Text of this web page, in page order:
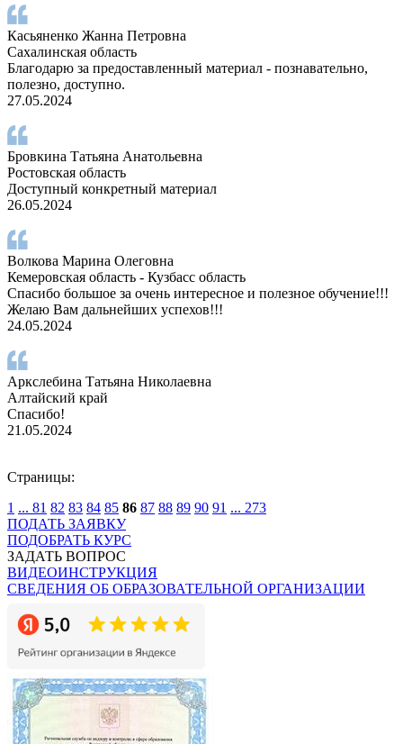
Касьяненко Жанна Петровна
Сахалинская область
Благодарю за предоставленный материал - познавательно,
полезно, доступно.
27.05.2024
Бровкина Татьяна Анатольевна
Ростовская область
Доступный конкретный материал
26.05.2024
Волкова Марина Олеговна
Кемеровская область - Кузбасс область
Спасибо большое за очень интересное и полезное обучение!!!
Желаю Вам дальнейших успехов!!!
24.05.2024
Аркслебина Татьяна Николаевна
Алтайский край
Спасибо!
21.05.2024
Страницы:
1 ... 81 82 83 84 85 86 87 88 89 90 91 ... 273
ПОДАТЬ ЗАЯВКУ
ПОДОБРАТЬ КУРС
ЗАДАТЬ ВОПРОС
ВИДЕОИНСТРУКЦИЯ
СВЕДЕНИЯ ОБ ОБРАЗОВАТЕЛЬНОЙ ОРГАНИЗАЦИИ